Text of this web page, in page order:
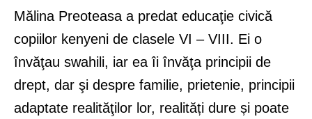
Mălina Preoteasa a predat educaţie civică
copiilor kenyeni de clasele VI – VIII. Ei o
învăţau swahili, iar ea îi învăţa principii de
drept, dar şi despre familie, prietenie, principii
adaptate realităţilor lor, realități dure și poate